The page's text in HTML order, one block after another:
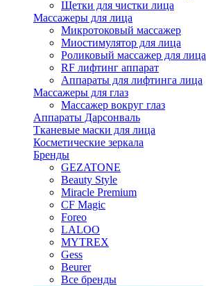
Щетки для чистки лица
Массажеры для лица
Микротоковый массажер
Миостимулятор для лица
Роликовый массажер для лица
RF лифтинг аппарат
Аппараты для лифтинга лица
Массажеры для глаз
Массажер вокруг глаз
Аппараты Дарсонваль
Тканевые маски для лица
Косметические зеркала
Бренды
GEZATONE
Beauty Style
Miracle Premium
CF Magic
Foreo
LALOO
MYTREX
Gess
Beurer
Все бренды